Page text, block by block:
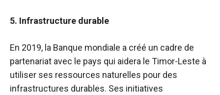
5. Infrastructure durable
En 2019, la Banque mondiale a créé un cadre de
partenariat avec le pays qui aidera le Timor-Leste à
utiliser ses ressources naturelles pour des
infrastructures durables. Ses initiatives